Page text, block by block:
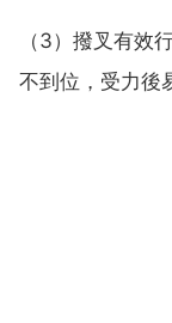
（3）撥叉有效
不到位，受力後